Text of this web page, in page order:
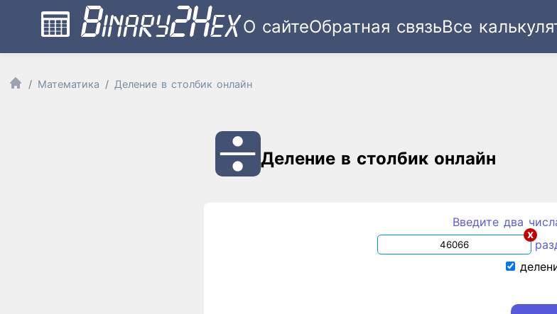
О сайтеОбратная связьВсе
Математика Деление в столбик онлайн
Деление в столбик онлайн
Введите два
x